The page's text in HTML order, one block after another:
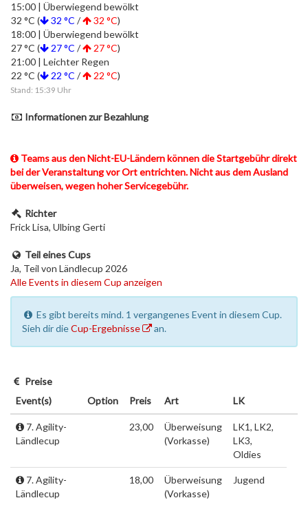
15:00 | Überwiegend bewölkt
32 °C (
32 °C / 32 °C)
18:00 | Überwiegend bewölkt
27 °C (
27 °C / 27 °C)
21:00 | Leichter Regen
22 °C (
22 °C / 22 °C)
Stand: 15:39 Uhr
Informationen zur Bezahlung
Teams aus den Nicht-EU-Ländern können die Startgebühr direkt
bei der Veranstaltung vor Ort entrichten. Nicht aus dem Ausland
überweisen, wegen hoher Servicegebühr.
Richter
Frick Lisa, Ulbing Gerti
Teil eines Cups
Ja, Teil von Ländlecup 2026
Alle Events in diesem Cup anzeigen
Es gibt bereits mind. 1 vergangenes Event in diesem Cup.
Sieh dir dieCup-Ergebnisse an.
Preise
Event(s)
Option Preis Art LK
7. Agility-
Ländlecup
23,00
Überweisung
(Vorkasse)
LK1, LK2,
LK3,
Oldies
7. Agility-
Ländlecup
18,00
Überweisung
(Vorkasse)
Jugend